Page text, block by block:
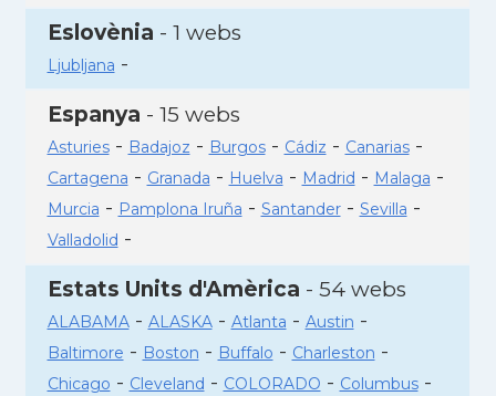
Eslovènia - 1 webs
Ljubljana -
Espanya - 15 webs
Asturies- Badajoz - Burgos- Cádiz - Canarias-
Cartagena - Granada - Huelva - Madrid - Malaga -
Murcia - Pamplona Iruña - Santander- Sevilla -
Valladolid -
Estats Units d'Amèrica - 54 webs
ALABAMA- ALASKA- Atlanta - Austin -
Baltimore - Boston - Buffalo - Charleston -
Chicago - Cleveland - COLORADO - Columbus-